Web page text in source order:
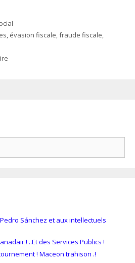
, évasion fiscale,fraude fiscale,
Sánchez et aux intellectuels
! ..Et des Services Publics !
! Maceon trahison .!